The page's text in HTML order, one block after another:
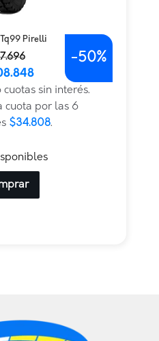
Pirelli
cuotas sin interés.
cuota por las 6
$34.808.
-50%